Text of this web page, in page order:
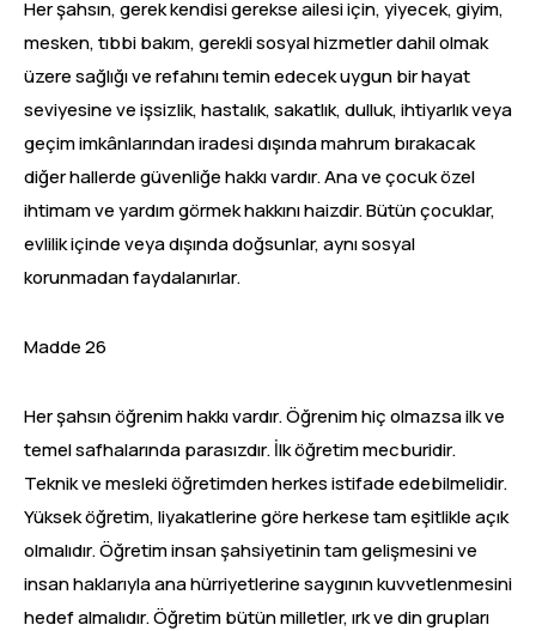
Her şahsın, gerek kendisi gerekse ailesi için, yiyecek, giyim,
mesken, tıbbi bakım, gerekli sosyal hizmetler dahil olmak
üzere sağlığı ve refahını temin edecek uygun bir hayat
seviyesine ve işsizlik, hastalık, sakatlık, dulluk, ihtiyarlık veya
geçim imkânlarından iradesi dışında mahrum bırakacak
diğer hallerde güvenliğe hakkı vardır. Ana ve çocuk özel
ihtimam ve yardım görmek hakkını haizdir. Bütün çocuklar,
evlilik içinde veya dışında doğsunlar, aynı sosyal
korunmadan faydalanırlar.
Madde 26
Her şahsın öğrenim hakkı vardır. Öğrenim hiç olmazsa ilk ve
temel safhalarında parasızdır. İlk öğretim mecburidir.
Teknik ve mesleki öğretimden herkes istifade edebilmelidir.
Yüksek öğretim, liyakatlerine göre herkese tam eşitlikle açık
olmalıdır. Öğretim insan şahsiyetinin tam gelişmesini ve
insan haklarıyla ana hürriyetlerine saygının kuvvetlenmesini
hedef almalıdır. Öğretim bütün milletler, ırk ve din grupları